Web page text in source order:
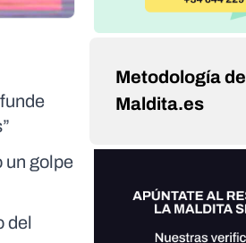
un golpe
del
Metodología de
Maldita.es